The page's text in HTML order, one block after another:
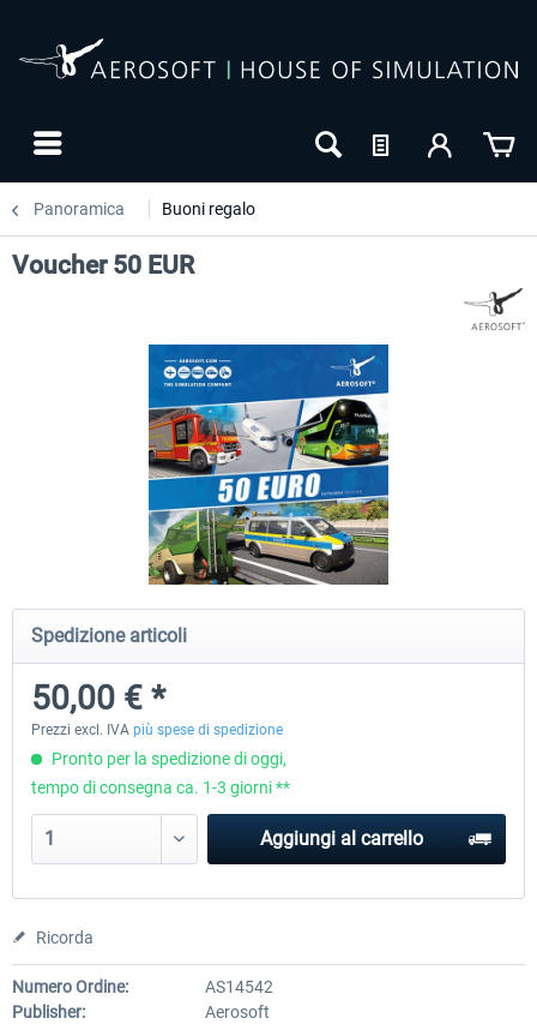
Panoramica Buoni regalo
Voucher 20 EUR
20,00 € *
Voucher 50 EUR
Spedizione articoli
50,00 € *
Prezzi excl. IVA più spese di spedizione
Pronto per la spedizione di oggi,
tempo di consegna ca. 1-3 giorni **
Aggiungi al carrello
Ricorda
Numero Ordine:
AS14542
Publisher:
Aerosoft